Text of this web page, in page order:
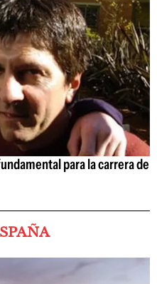
para la carrera de